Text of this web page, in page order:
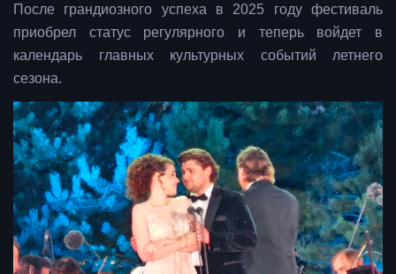
После грандиозного успеха в 2025 году фестиваль
приобрел статус регулярного и теперь войдет в
календарь главных культурных событий летнего
сезона.